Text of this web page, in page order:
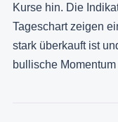
Kurse hin. Die
Tageschart zeigen
stark überkauft ist
bullische